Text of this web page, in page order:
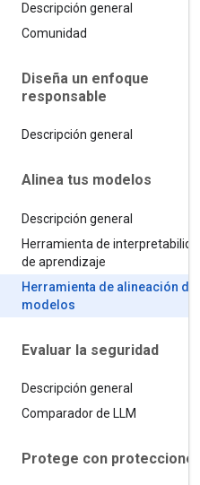
Descripción general
Comunidad
Diseña un enfoque
responsable
Descripción general
Alinea tus modelos
Descripción general
Herramienta de interpretabilidad
de aprendizaje
Herramienta de alineación de
modelos
Evaluar la seguridad
Descripción general
Comparador de LLM
Protege con protecciones